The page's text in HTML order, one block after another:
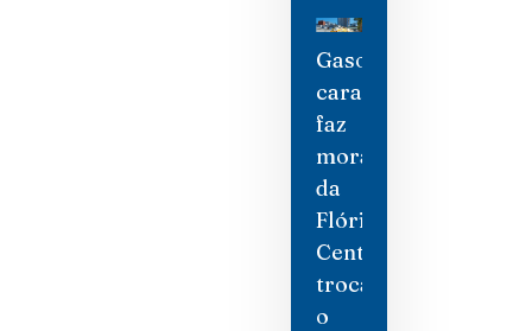
Gasolina
cara
faz
moradores
da
Flórida
Central
trocarem
o